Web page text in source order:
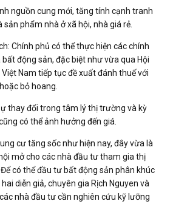
nguồn cung mới, tăng tính cạnh tranh
phẩm nhà ở xã hội, nhà giá rẻ.
Chính phủ có thể thực hiện các chính
động sản, đặc biệt như vừa qua Hội
Nam tiếp tục đề xuất đánh thuế với
bỏ hoang.
thay đổi trong tâm lý thị trường và kỳ
có thể ảnh hưởng đến giá.
cư tăng sốc như hiện nay, đây vừa là
mở cho các nhà đầu tư tham gia thị
có thể đầu tư bất động sản phân khúc
diễn giả, chuyên gia Rịch Nguyen và
nhà đầu tư cần nghiên cứu kỹ lưỡng